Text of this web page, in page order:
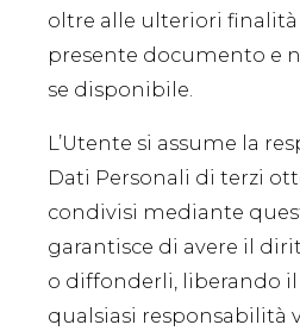
oltre alle ulteriori finalità
presente documento e
se disponibile.
L’Utente si assume la
Dati Personali di terzi
condivisi mediante
garantisce di avere il
o diffonderli, liberando il
qualsiasi responsabilità